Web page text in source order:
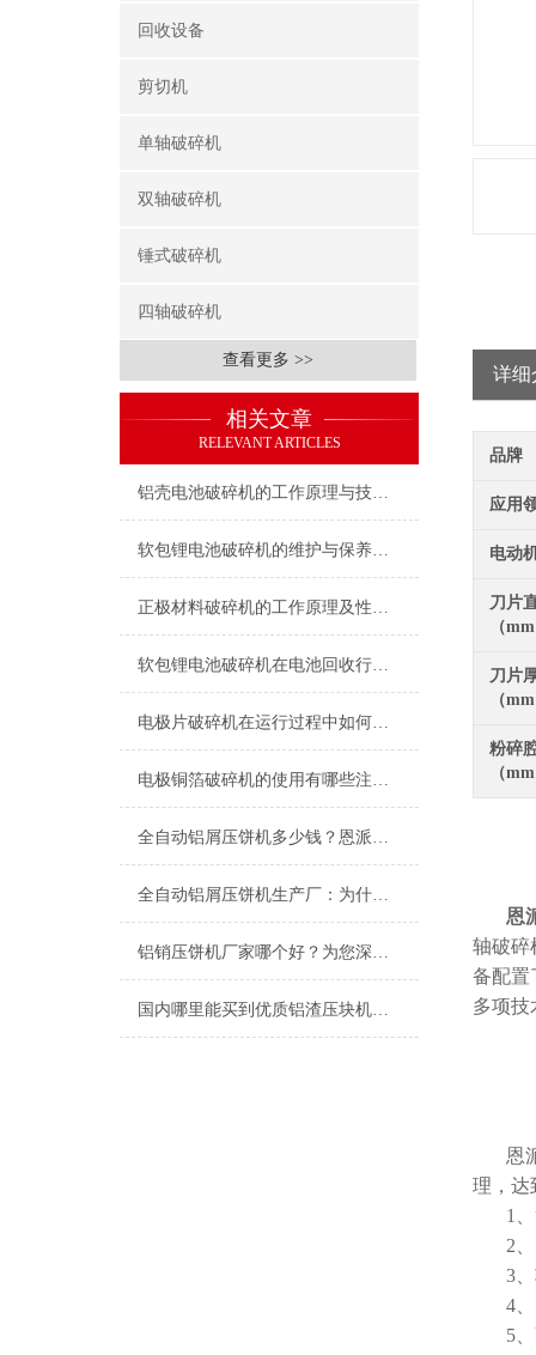
回收设备
剪切机
单轴破碎机
双轴破碎机
锤式破碎机
四轴破碎机
查看更多 >>
相关文章
RELEVANT ARTICLES
铝壳电池破碎机的工作原理与技术特点
软包锂电池破碎机的维护与保养指南
正极材料破碎机的工作原理及性能特点
软包锂电池破碎机在电池回收行业中的应用
电极片破碎机在运行过程中如何保证安全？
电极铜箔破碎机的使用有哪些注意事项？
全自动铝屑压饼机多少钱？恩派特品牌为何值得优先考虑？
全自动铝屑压饼机生产厂：为什么恩派特成为行业信赖之选？
铝销压饼机厂家哪个好？为您深度解析行业优选——恩派特
国内哪里能买到优质铝渣压块机？恩派特压饼机
详细
品牌
应用
电动
刀片
（
刀片
（
粉碎
（
恩
轴破碎
备配置
多项技
恩
理，达
1
2
3
4
5